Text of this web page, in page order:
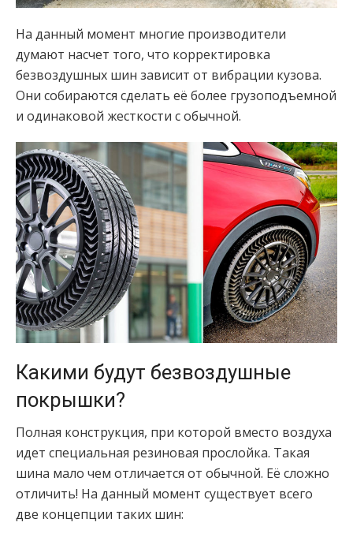
На данный момент многие производители
думают насчет того, что корректировка
безвоздушных шин зависит от вибрации кузова.
Они собираются сделать её более грузоподъемной
и одинаковой жесткости с обычной.
Какими будут безвоздушные
покрышки?
Полная конструкция, при которой вместо воздуха
идет специальная резиновая прослойка. Такая
шина мало чем отличается от обычной. Её сложно
отличить! На данный момент существует всего
две концепции таких шин: